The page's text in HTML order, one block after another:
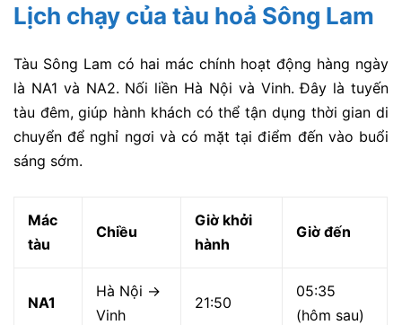
Lịch chạy của tàu hoả Sông Lam
Tàu Sông Lam có hai mác chính hoạt động hàng ngày
là NA1 và NA2. Nối liền Hà Nội và Vinh. Đây là tuyến
tàu đêm, giúp hành khách có thể tận dụng thời gian di
chuyển để nghỉ ngơi và có mặt tại điểm đến vào buổi
sáng sớm.
Mác
tàu
Chiều
Giờ khởi
hành
Giờ đến
NA1
Hà Nội →
Vinh
21:50
05:35
(hôm sau)